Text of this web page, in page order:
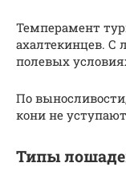
Темперамент
ахалтекинцев. С
полевых
По
кони не
Типы